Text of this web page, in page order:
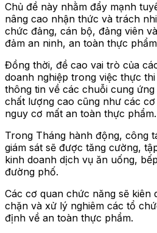
Chủ đề này nhằm đẩy mạnh
nâng cao nhận thức và trách
chức đảng, cán bộ, đảng viên
đảm an ninh, an toàn thực
Đồng thời, đề cao vai trò của
doanh nghiệp trong việc thực
thông tin về các chuỗi cung
chất lượng cao cũng như các
nguy cơ mất an toàn thực phẩm.
Trong Tháng hành động, công
giám sát sẽ được tăng cường,
kinh doanh dịch vụ ăn uống,
đường phố.
Các cơ quan chức năng sẽ kiên
chặn và xử lý nghiêm các tổ
định về an toàn thực phẩm.